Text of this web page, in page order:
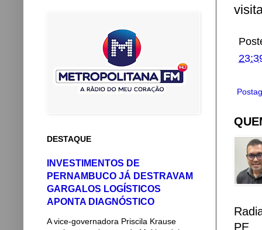
PE.
DESTAQUE
INVESTIMENTOS DE
PERNAMBUCO JÁ DESTRAVAM
GARGALOS LOGÍSTICOS
APONTA DIAGNÓSTICO
A vice-governadora Priscila Krause